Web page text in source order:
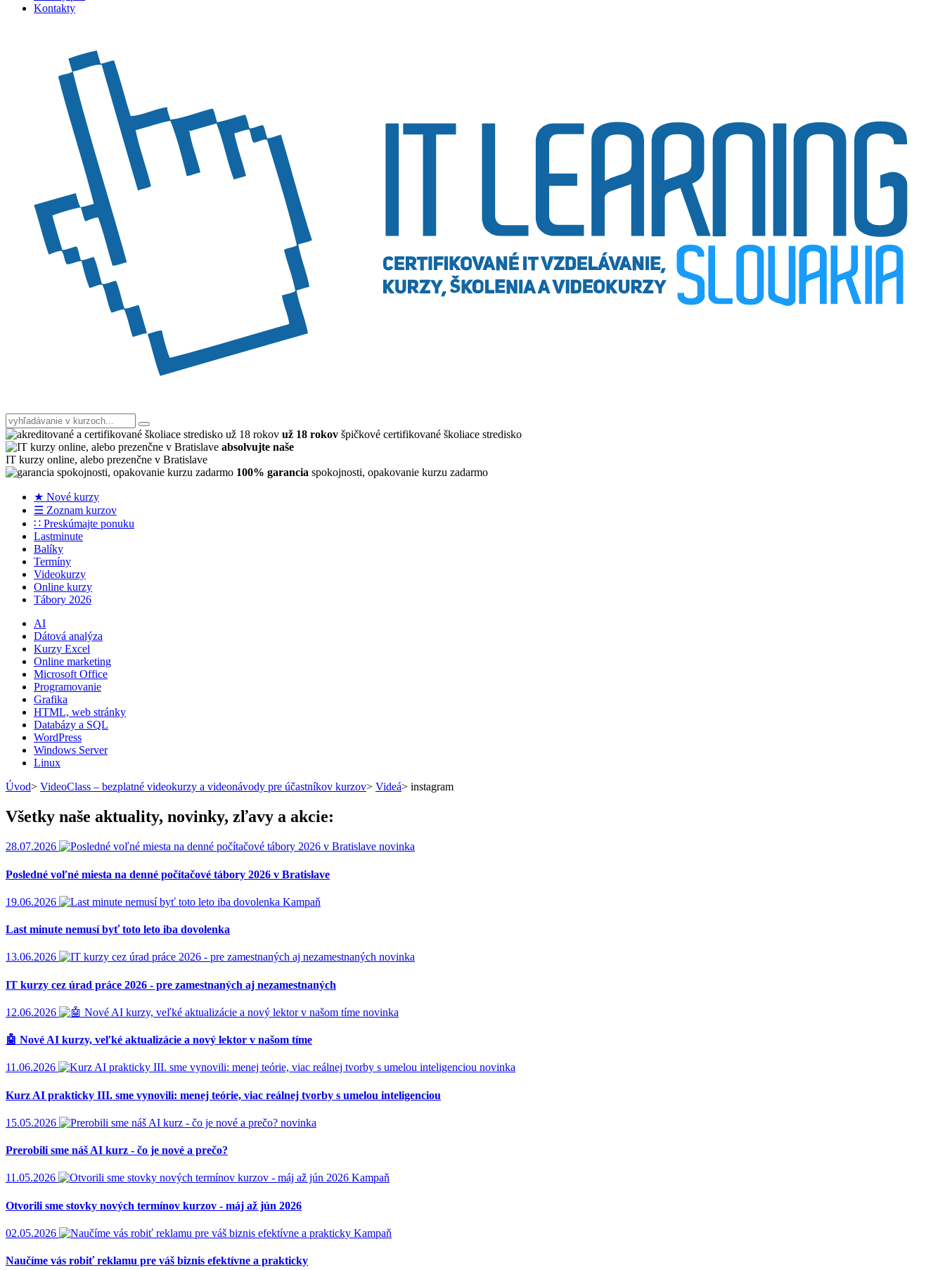
Kontakty
už 18 rokov špičkové certifikované školiace stredisko
absolvujte naše
IT kurzy online, alebo prezenčne v Bratislave
100% garancia spokojnosti, opakovanie kurzu zadarmo
★ Nové kurzy
☰ Zoznam kurzov
∷ Preskúmajte ponuku
Lastminute
Balíky
Termíny
Videokurzy
Online kurzy
Tábory 2026
AI
Dátová analýza
Kurzy Excel
Online marketing
Microsoft Office
Programovanie
Grafika
HTML, web stránky
Databázy a SQL
WordPress
Windows Server
Linux
Úvod> VideoClass – bezplatné videokurzy a videonávody pre účastníkov kurzov> Videá> instagram
Všetky naše aktuality, novinky, zľavy a akcie:
28.07.2026 novinka
Posledné voľné miesta na denné počítačové tábory 2026 v Bratislave
19.06.2026 Kampaň
Last minute nemusí byť toto leto iba dovolenka
13.06.2026 novinka
IT kurzy cez úrad práce 2026 - pre zamestnaných aj nezamestnaných
12.06.2026 novinka
🤖 Nové AI kurzy, veľké aktualizácie a nový lektor v našom tíme
11.06.2026 novinka
Kurz AI prakticky III. sme vynovili: menej teórie, viac reálnej tvorby s umelou inteligenciou
15.05.2026 novinka
Prerobili sme náš AI kurz - čo je nové a prečo?
11.05.2026 Kampaň
Otvorili sme stovky nových termínov kurzov - máj až jún 2026
02.05.2026 Kampaň
Naučíme vás robiť reklamu pre váš biznis efektívne a prakticky